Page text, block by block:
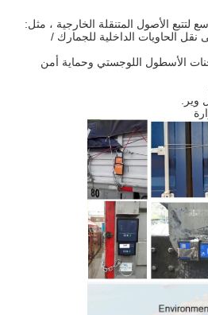
نقل الحاويات الداخلية للجمارك /
الأسطول اللوجستي وحماية أمن